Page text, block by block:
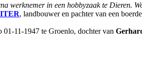
werknemer in een hobbyzaak te Dieren.
, landbouwer en pachter van een
01-11-1947 te Groenlo, dochter van